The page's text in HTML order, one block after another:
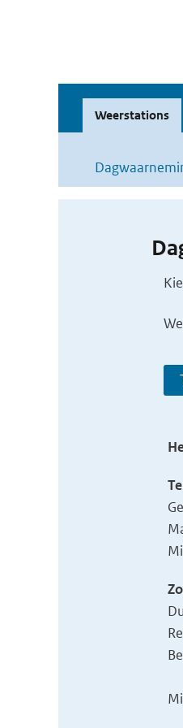
Weerstations